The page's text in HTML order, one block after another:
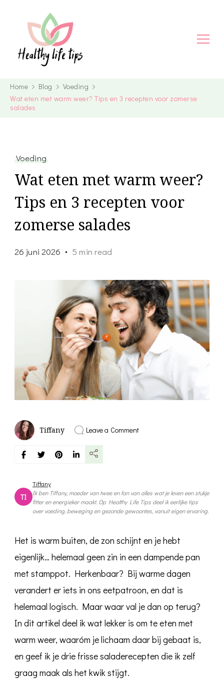
Home Blog
Voeding
Wat eten met warm weer? Tips en 3 recepten voor zomerse
salades
Voeding
Wat eten met warm weer?
Tips en 3 recepten voor
zomerse salades
26 juni 2026 5 min read
Tiffany Leave a Commenton
en
3
recepten
salades
TI
Tiffany
Ik ben Tiffany, moeder van twee en fan van alles wat je leven een stukje
fitter en energieker maakt. Op Healthy Life Tips deel ik eerlijke tips
over voeding, beweging en gezonde gewoontes, vanuit eigen ervaring.
Het is warm buiten, de zon schijnt en je hebt
eigenlijk… helemaal geen zin in een dampende pan
met stamppot. Herkenbaar? Bij warme dagen
verandert er iets in ons eetpatroon, en dat is
helemaal logisch. Maar waar val je dan op terug?
In dit artikel deel ik wat lekker is om te eten met
warm weer, waaróm je lichaam daar bij gebaat is,
en geef ik je drie frisse saladerecepten die ik zelf
graag maak als het kwik stijgt.